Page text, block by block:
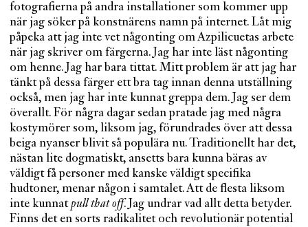
fotografierna på andra installationer som kommer upp
när jag söker på konstnärens namn på internet. Låt mig
påpeka att jag inte vet någonting om Azpilicuetas arbete
när jag skriver om färgerna. Jag har inte läst någonting
om henne. Jag har bara tittat. Mitt problem är att jag har
tänkt på dessa färger ett bra tag innan denna utställning
också, men jag har inte kunnat greppa dem. Jag ser dem
överallt. För några dagar sedan pratade jag med några
kostymörer som, liksom jag, förundrades över att dessa
beiga nyanser blivit så populära nu. Traditionellt har det,
nästan lite dogmatiskt, ansetts bara kunna bäras av
väldigt få personer med kanske väldigt specifika
hudtoner, menar någon i samtalet. Att de flesta liksom
inte kunnatpull that off. Jag undrar vad allt detta betyder.
Finns det en sorts radikalitet och revolutionär potential